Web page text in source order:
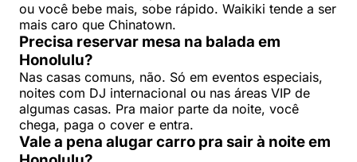
ou você bebe mais, sobe rápido. Waikiki tende a ser
mais caro que Chinatown.
Precisa reservar mesa na balada em
Honolulu?
Nas casas comuns, não. Só em eventos especiais,
noites com DJ internacional ou nas áreas VIP de
algumas casas. Pra maior parte da noite, você
chega, paga o cover e entra.
Vale a pena alugar carro pra sair à noite em